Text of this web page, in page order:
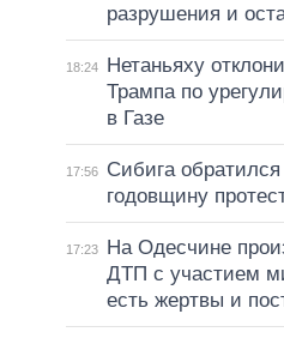
разрушения и
18:24
Нетаньяху
Трампа по
в Газе
17:56
Сибига
годовщину
17:23
На Одесчине
ДТП с участием
есть жертвы и